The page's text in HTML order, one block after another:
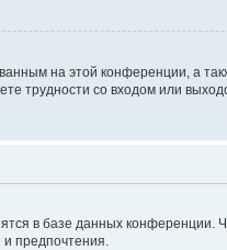
на этой конференции, а
трудности со входом или
в базе данных
предпочтения.